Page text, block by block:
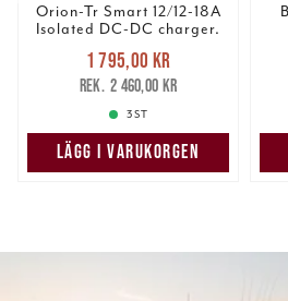
Orion-Tr Smart 12/12-18A
Isolated DC-DC charger.
Nuvarande pris
1 795,00 krTidigare pris
2 460,00 kr
1 795,00 kr
2 460,00 kr
3 ST
LÄGG I VARUKORGEN